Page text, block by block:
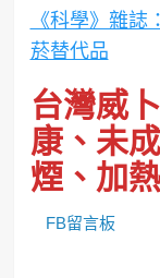
《科學》雜
菸替代品
台灣威
康、未
煙、加
FB留言板